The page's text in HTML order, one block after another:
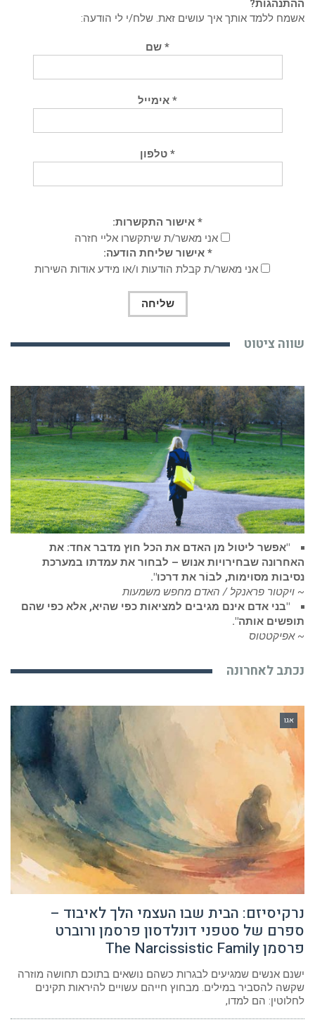
ההתנהגות?
אשמח ללמד אותך איך עושים זאת. שלח/י לי הודעה:
* שם
* אימייל
* טלפון
* אישור התקשרות:
אני מאשר/ת שיתקשרו אליי חזרה
* אישור שליחת הודעה:
אני מאשר/ת קבלת הודעות ו/או מידע אודות השירות
שווה ציטוט
"אפשר ליטול מן האדם את הכל חוץ מדבר אחד: את
האחרונה שבחירויות אנוש – לבחור את עמדתו במערכת
נסיבות מסוימות, לבוֹר את דרכו".
~ ויקטור פראנקל / האדם מחפש משמעות
"בני אדם אינם מגיבים למציאות כפי שהיא, אלא כפי שהם
תופשים אותה".
~ אפיקטטוס
נכתב לאחרונה
אגו
נרקיסיזם: הבית שבו העצמי הלך לאיבוד –
ספרם של סטפני דונלדסון פרסמן ורוברט
פרסמן The Narcissistic Family
ישנם אנשים שמגיעים לבגרות כשהם נושאים בתוכם תחושה מוזרה
שקשה להסביר במילים. מבחוץ חייהם עשויים להיראות תקינים
לחלוטין: הם למדו,